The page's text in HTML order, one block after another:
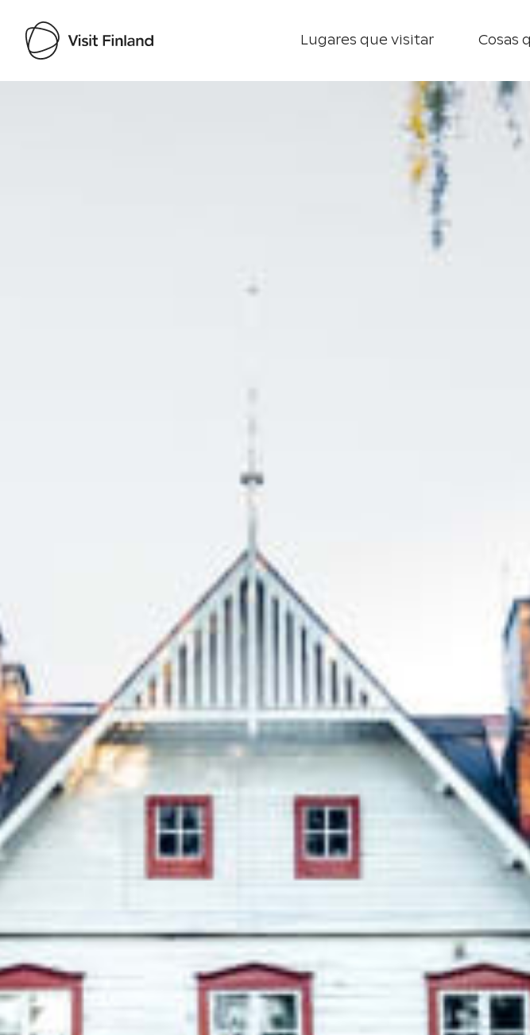
Lugares que visitar Cosas